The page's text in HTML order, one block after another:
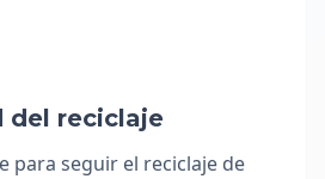
del reciclaje
para seguir el reciclaje de